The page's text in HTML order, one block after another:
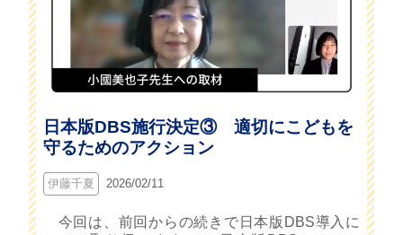
日本版DBS施行決定③ 適切にこどもを
守るためのアクション
伊藤千夏 2026/02/11
今回は、前回からの続きで日本版DBS導入に